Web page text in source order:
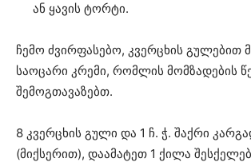
ან ყავის ტორტი.
ჩემო ძვირფასებო, კვერცხის გულებით
საოცარი კრემი, რომლის მომზადების
შემოგთავაზებთ.
8 კვერცხის გული და 1 ჩ. ჭ. შაქრი
(მიქსერით), დაამატეთ 1 ქილა